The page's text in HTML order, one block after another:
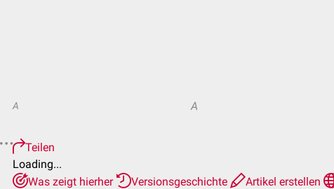
A A
Teilen
Loading...
Was zeigt hierher
Versionsgeschichte Artikel erstellen